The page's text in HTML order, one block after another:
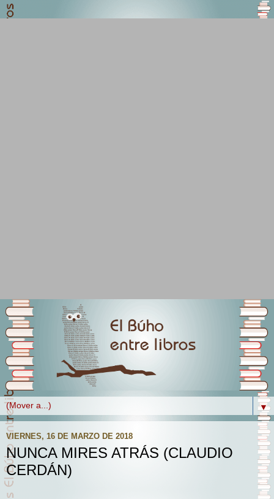
▼
VIERNES, 16 DE MARZO DE 2018
NUNCA MIRES ATRÁS (CLAUDIO
CERDÁN)